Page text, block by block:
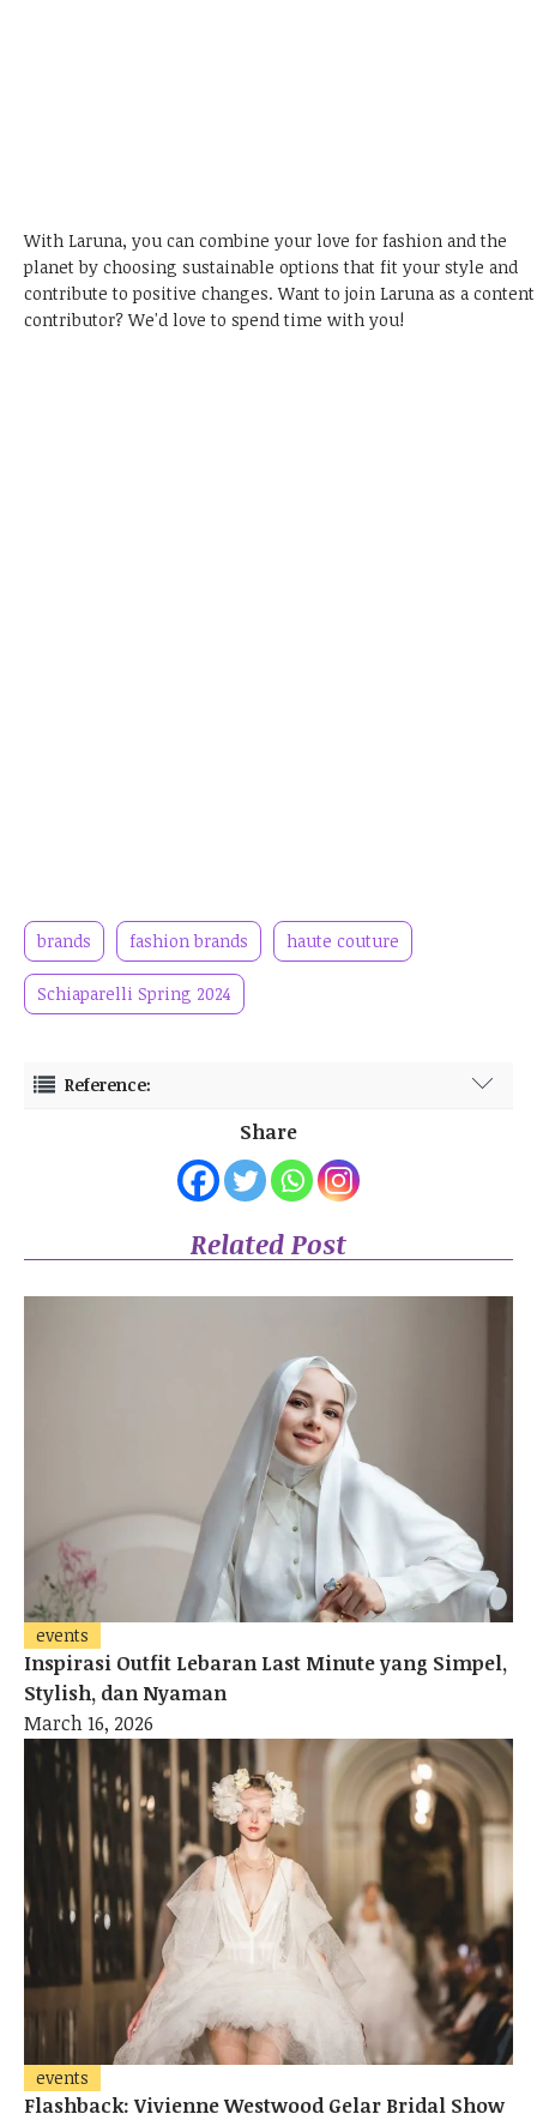
With Laruna, you can combine your love for fashion and the
planet by choosing sustainable options that fit your style and
contribute to positive changes.Want to join Laruna as a content
contributor?We'd love to spend time with you!
brands fashion brands haute couture
Schiaparelli Spring 2024
Reference:
https://fashionista.com/2024/01/schiaparelli-spring-2024-haute-
couture-front-row-best-dressed-celebrities
https://wolipop.detik.com/fashion-news/d-7156316/fashion-
surealisme-berpadu-teknologi-model-schiaparelli-gendong-bayi-
Share
Related Post
events
Inspirasi Outfit Lebaran Last Minute yang Simpel,
Stylish, dan Nyaman
March 16, 2026
events
Flashback: Vivienne Westwood Gelar Bridal Show